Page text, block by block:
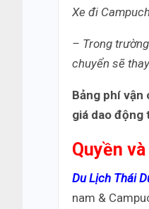
Xe đi
– Trong
chuyển sẽ
Bảng phí vận
giá dao động
Quyền
Du Lịch Thái
nam &